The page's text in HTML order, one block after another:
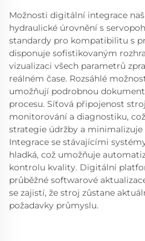
Možnosti digitální integrace
hydraulické úrovnění s
standardy pro kompatibilitu s
disponuje sofistikovaným
vizualizaci všech parametrů
reálném čase. Rozsáhlé
umožňují podrobnou
procesu. Síťová připojenost
monitorování a diagnostiku,
strategie údržby a minimalizuje
Integrace se stávajícími
hladká, což umožňuje
kontrolu kvality. Digitální
průběžné softwarové
se zajistí, že stroj zůstane
požadavky průmyslu.